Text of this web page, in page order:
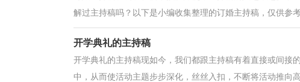
解过主持稿吗？以下是小编收集整理的订婚主持稿，仅供参
开学典礼的主持稿
开学典礼的主持稿现如今，我们都跟主持稿有着直接或间接
中，从而使活动主题步步深化，丝丝入扣，不断将活动推向